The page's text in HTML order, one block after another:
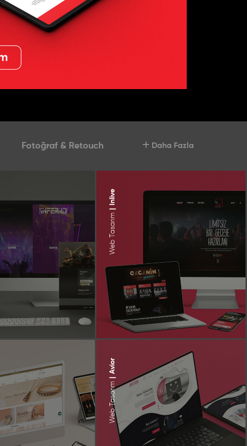
Fotoğraf & Retouch Daha Fazla
Web Tasarım
|
Inlive
Web Tasarım
|
Avior